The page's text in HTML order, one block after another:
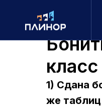
1) Сдана
же